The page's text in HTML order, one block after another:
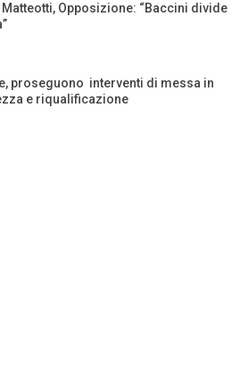
Matteotti, Opposizione: “Baccini divide
proseguono interventi di messa in
e riqualificazione